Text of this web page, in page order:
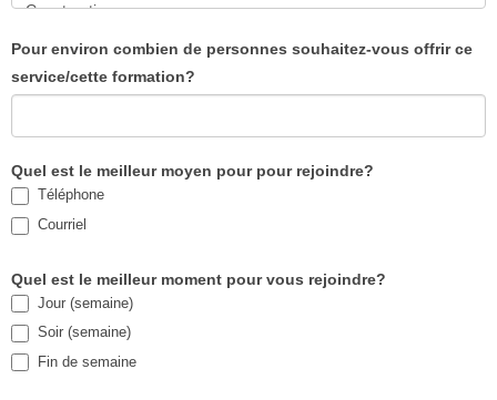
quel
secteur
vous
offrir
ce
service/cette
Pour environ combien de personnes souhaitez-vous offrir ce
service/cette formation?
Quel est le meilleur moyen pour pour rejoindre?
Téléphone
Courriel
Quel est le meilleur moment pour vous rejoindre?
Jour (semaine)
Soir (semaine)
Fin de semaine